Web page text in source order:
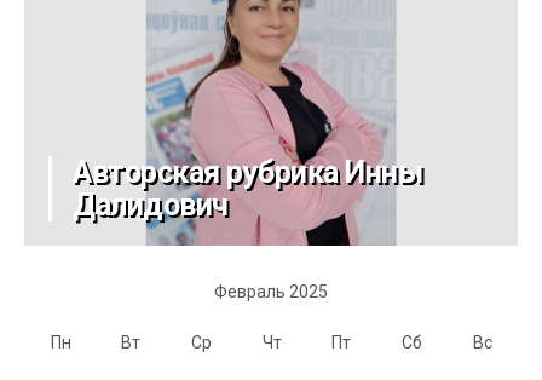
Авторская рубрика Инны
Далидович
Февраль 2025
Пн Вт Ср Чт Пт Сб Вс